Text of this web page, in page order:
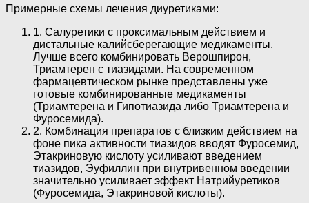
Примерные схемы лечения диуретиками:
1. Салуретики с проксимальным действием и
дистальные калийсберегающие медикаменты.
Лучше всего комбинировать Верошпирон,
Триамтерен с тиазидами. На современном
фармацевтическом рынке представлены уже
готовые комбинированные медикаменты
(Триамтерена и Гипотиазида либо Триамтерена и
Фуросемида).
2. Комбинация препаратов с близким действием на
фоне пика активности тиазидов вводят Фуросемид,
Этакриновую кислоту усиливают введением
тиазидов, Эуфиллин при внутривенном введении
значительно усиливает эффект Натрийуретиков
(Фуросемида, Этакриновой кислоты).